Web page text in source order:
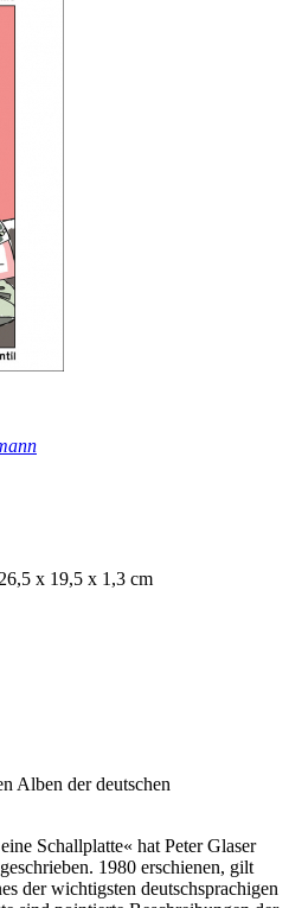
x 19,5 x 1,3 cm
Alben der deutschen
Schallplatte« hat Peter Glaser
1980 erschienen, gilt
der wichtigsten deutschsprachigen